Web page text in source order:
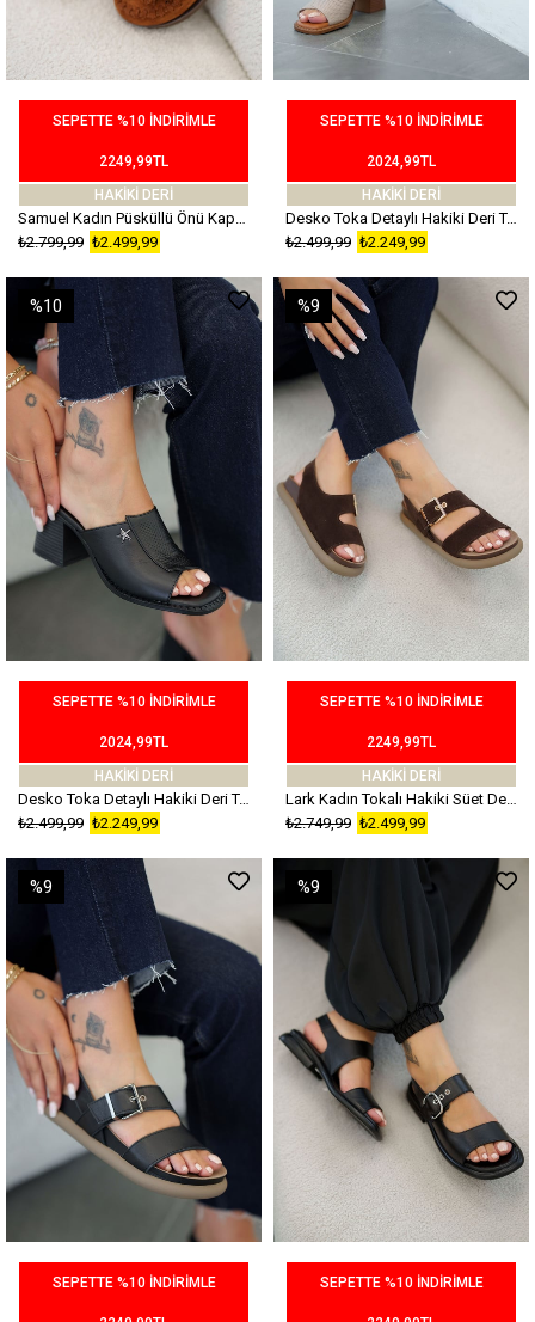
SEPETTE %10 İNDİRİMLE
2249,99TL
HAKİKİ DERİ
Samuel Kadın Püsküllü Önü Kapalı Hakiki Deri Terlik Taba
₺2.499,99
₺2.799,99
SEPETTE %10 İNDİRİMLE
2024,99TL
HAKİKİ DERİ
Desko Toka Detaylı Hakiki Deri Topuklu Terlik Silver
₺2.249,99
₺2.499,99
SEPETTE %10 İNDİRİMLE
2024,99TL
HAKİKİ DERİ
Desko Toka Detaylı Hakiki Deri Topuklu Terlik Siyah
₺2.249,99
₺2.499,99
%10
SEPETTE %10 İNDİRİMLE
2249,99TL
HAKİKİ DERİ
Lark Kadın Tokalı Hakiki Süet Deri Sandalet Kahverengi
₺2.499,99
₺2.749,99
%9
SEPETTE %10 İNDİRİMLE
%9
SEPETTE %10 İNDİRİMLE
%9